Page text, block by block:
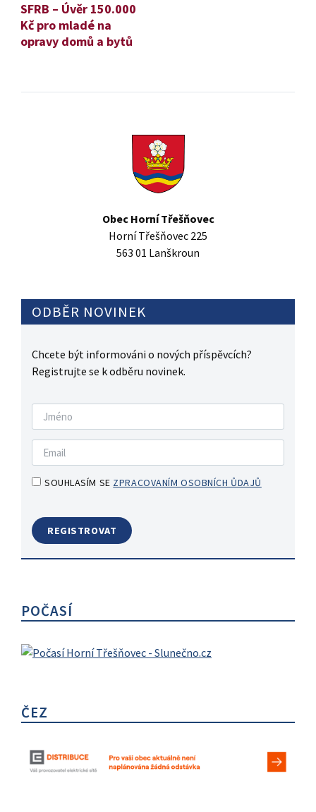
SFRB – Úvěr 150.000
Kč pro mladé na
opravy domů a bytů
Obec Horní Třešňovec
Horní Třešňovec 225
563 01 Lanškroun
ODBĚR NOVINEK
Chcete být informováni o nových příspěvcích?
Registrujte se k odběru novinek.
SOUHLASÍM SE ZPRACOVANÍM OSOBNÍCH ŮDAJŮ
POČASÍ
ČEZ